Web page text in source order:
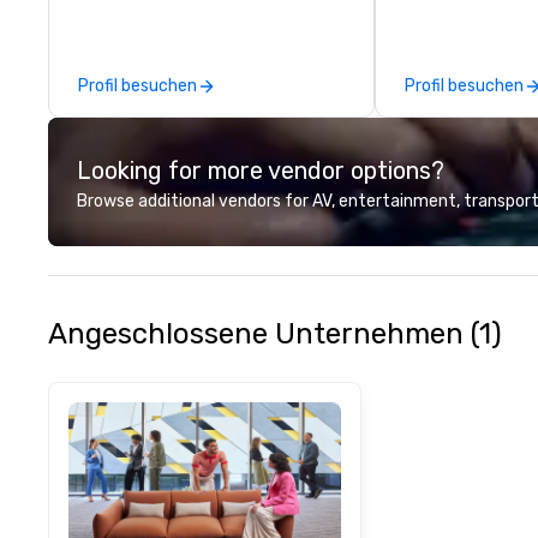
Profil besuchen
choose from, our
industry
commitment to
customer
deliver smart,
designed to
experience
to finish. We are also a certified
Profil besuchen
Looking for more vendor options?
Browse additional vendors for AV, entertainment,
Angeschlossene Unternehmen (1)